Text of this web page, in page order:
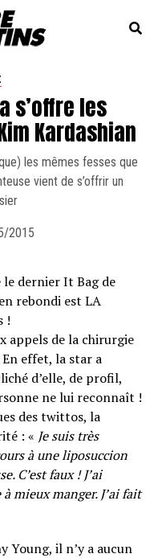
s’offre les
Kardashian
les mêmes fesses que
vient de s’offrir un
2015
le dernier It Bag de
rebondi est LA
!
appels de la chirurgie
effet, la star a
d’elle, de profil,
ne lui reconnaît !
des twittos, la
: « Je suis très
à une liposuccion
C’est faux ! J’ai
mieux manger. J’ai fait
Young, il n’y a aucun